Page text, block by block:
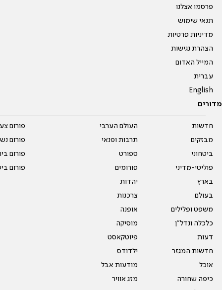
פרסמו אצלנו
תנאי שימוש
מדיניות פרטיות
הצהרת נגישות
המייל האדום
עברית
English
מדורים
חדשות
מבזקים
ביטחוני
פוליטי-מדיני
בארץ
בעולם
משפט ופלילים
כלכלה ונדל"ן
דעות
חדשות המגזר
אוכל
כיפה שחורה
העולם הערבי
תרבות ופנאי
ספורט
פורומים
יהדות
צרכנות
אופנה
מוסיקה
פיוטקאסט
ילדודס
מודעות אבל
מזג אוויר
פורום
פורום
פורום
פורום